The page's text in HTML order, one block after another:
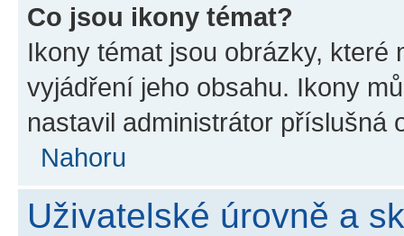
Co jsou ikony témat?
Ikony témat jsou obrázky,
vyjádření jeho obsahu. Ikony
nastavil administrátor příslušná
Nahoru
Uživatelské úrovně a